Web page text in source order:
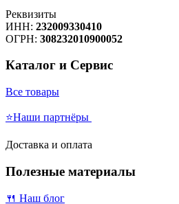
Реквизиты
ИНН: 232009330410
ОГРН: 308232010900052
Каталог и Сервис
Все товары
⭐Наши партнёры
Доставка и оплата
Полезные материалы
🍴 Наш блог